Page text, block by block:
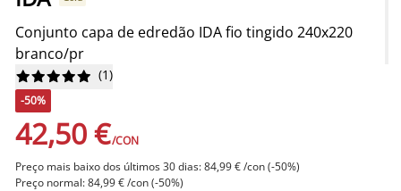
Conjunto capa de edredão IDA fio tingido 240x220
branco/pr





 (1)
-50%
42,50 €/CON
Preço mais baixo dos últimos 30 dias: 84,99 € /con (-50%)
Preço normal: 84,99 € /con (-50%)